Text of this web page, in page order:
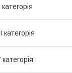
категорія
категорія
категорія